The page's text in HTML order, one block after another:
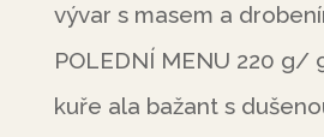
vývar s masem a
POLEDNÍ MENU 220 g/
kuře ala bažant s